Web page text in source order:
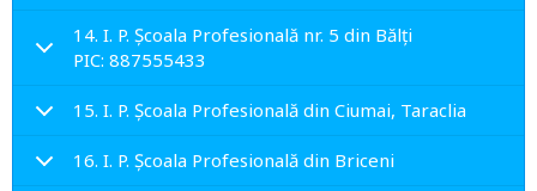
14. I. P. Școala Profesională nr. 5 din Bălți
PIC: 887555433
15. I. P. Școala Profesională din Ciumai, Taraclia
16. I. P. Școala Profesională din Briceni